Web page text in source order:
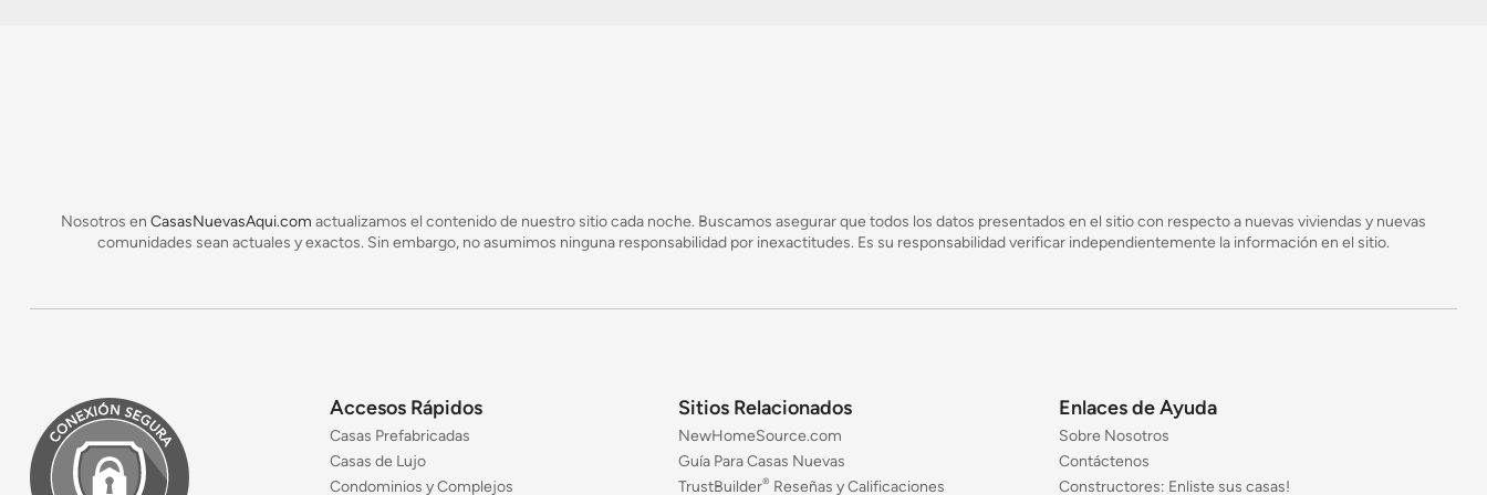
Nosotros en CasasNuevasAqui.com actualizamos el contenido de nuestro sitio cada noche. Buscamos asegurar que todos los datos presentados en el sitio con respecto a nuevas viviendas y nuevas
comunidades sean actuales y exactos. Sin embargo, no asumimos ninguna responsabilidad por inexactitudes. Es su responsabilidad verificar independientemente la información en el sitio.
Accesos Rápidos
Casas Prefabricadas
Casas de Lujo
Condominios y Complejos
Sitios Relacionados
NewHomeSource.com
Guía Para Casas Nuevas
TrustBuilder® Reseñas y Calificaciones
Enlaces de Ayuda
Sobre Nosotros
Contáctenos
Constructores: Enliste sus casas!